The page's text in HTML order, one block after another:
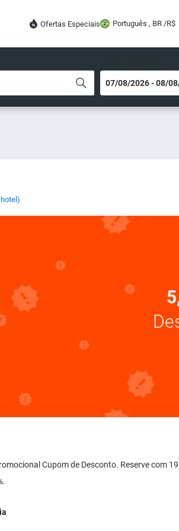
Ofertas Especiais Português , BR /R$
Cupom de Desconto. Reserve com